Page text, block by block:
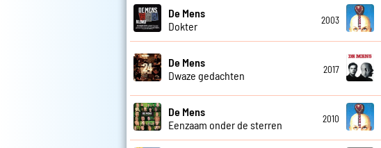
De Mens
Dokter
2003
De Mens
Dwaze gedachten
2017
De Mens
Eenzaam onder de sterren
2010